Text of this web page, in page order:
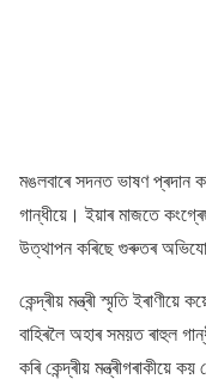
মঙলবাৰে সদনত ভাষণ প্ৰদান
গান্ধীয়ে। ইয়াৰ মাজতে
উত্থাপন কৰিছে গুৰুতৰ
কেন্দ্ৰীয় মন্ত্ৰী স্মৃতি
বাহিৰলৈ অহাৰ সময়ত ৰাহুল
কৰি কেন্দ্ৰীয় মন্ত্ৰীগৰাকীয়ে